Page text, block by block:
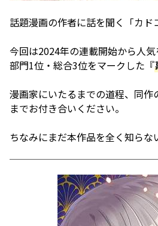
話題漫画の作者に話を聞く「カド
今回は2024年の連載開始から人
部門1位・総合3位をマークした『
漫画家にいたるまでの道程、同
までお付き合いください。
ちなみにまだ本作品を全く知ら